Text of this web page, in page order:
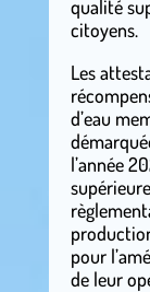
qualité
citoyens.
Les
d’eau
l’année
pour
de leur